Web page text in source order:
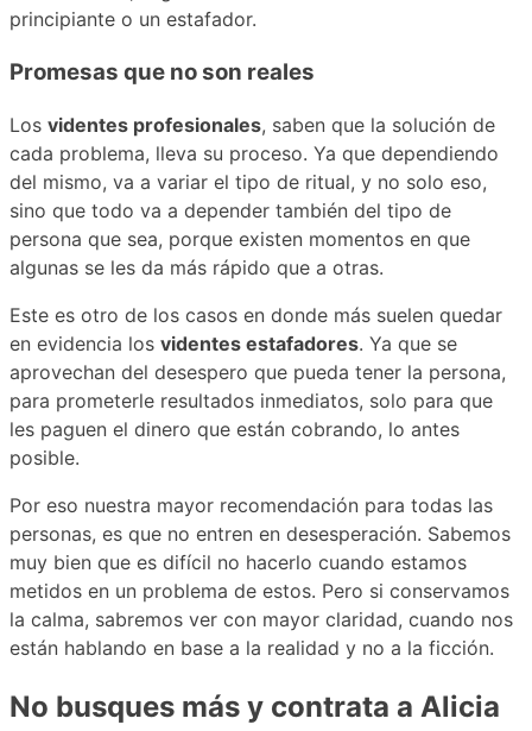
principiante o un estafador.
Promesas que no son reales
Los videntes profesionales, saben que la solución de
cada problema, lleva su proceso. Ya que dependiendo
del mismo, va a variar el tipo de ritual, y no solo eso,
sino que todo va a depender también del tipo de
persona que sea, porque existen momentos en que
algunas se les da más rápido que a otras.
Este es otro de los casos en donde más suelen quedar
en evidencia los videntes estafadores. Ya que se
aprovechan del desespero que pueda tener la persona,
para prometerle resultados inmediatos, solo para que
les paguen el dinero que están cobrando, lo antes
posible.
Por eso nuestra mayor recomendación para todas las
personas, es que no entren en desesperación. Sabemos
muy bien que es difícil no hacerlo cuando estamos
metidos en un problema de estos. Pero si conservamos
la calma, sabremos ver con mayor claridad, cuando nos
están hablando en base a la realidad y no a la ficción.
No busques más y contrata a Alicia